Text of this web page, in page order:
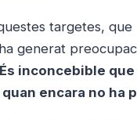
targetes,
generat
inconcebible
encara no ha